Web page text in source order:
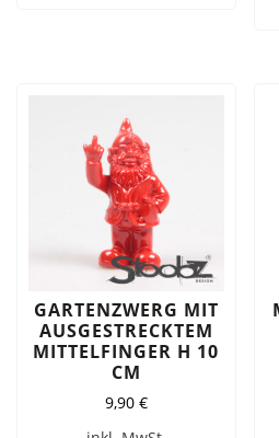
GARTENZWERG MIT
AUSGESTRECKTEM
MITTELFINGER H 10
CM
9,90 €